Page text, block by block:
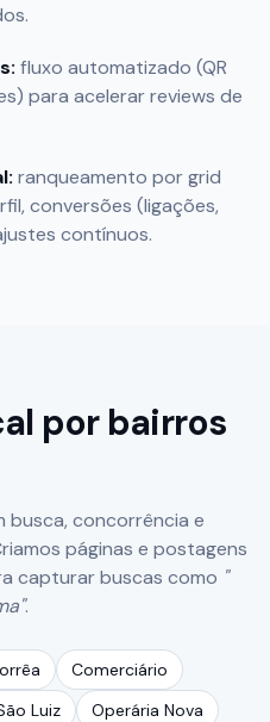
fluxo automatizado (QR
para acelerar reviews de
ranqueamento por grid
conversões (ligações,
contínuos.
por bairros
busca, concorrência e
páginas e postagens
capturar buscas como "
".
Comerciário
Luiz
Operária Nova